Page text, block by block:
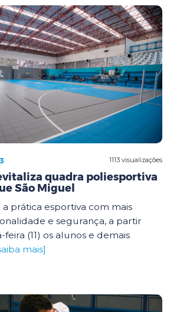
1113 visualizações
quadra poliesportiva
São Miguel
a prática esportiva com mais
e segurança, a partir
(11) os alunos e demais
mais]